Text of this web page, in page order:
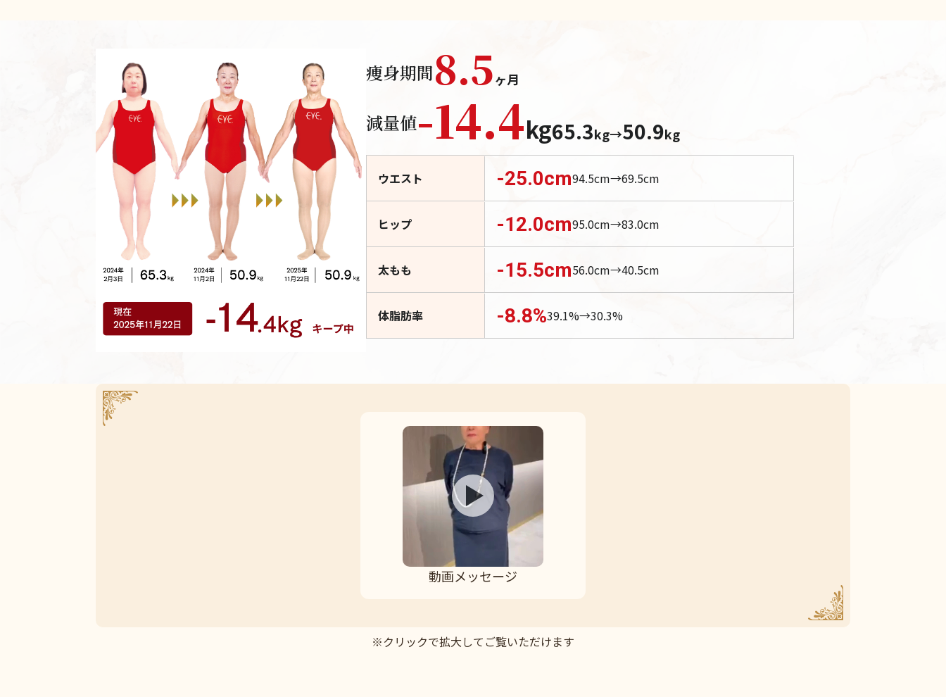
痩身期間8.5ヶ月
減量値-14.4kg65.3kg→50.9kg
ウエスト -25.0cm94.5cm→69.5cm
ヒップ -12.0cm95.0cm→83.0cm
太もも -15.5cm56.0cm→40.5cm
体脂肪率 -8.8%39.1%→30.3%
動画メッセージ
※クリックで拡大してご覧いただけます